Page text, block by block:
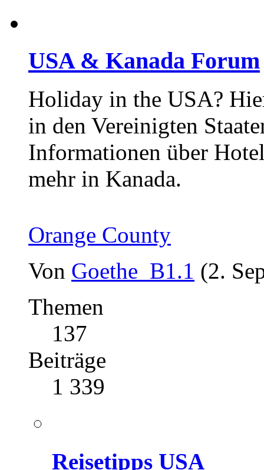
USA & Kanada Forum
Holiday in the USA?
in den Vereinigten
Informationen über
mehr in Kanada.
Orange County
Von Goethe_B1.1 (2.
Themen
137
Beiträge
1 339
Reisetipps USA